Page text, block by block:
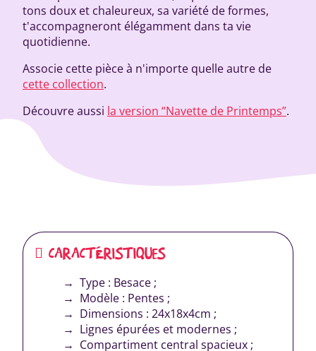
tons doux et chaleureux, sa variété de formes,
t'accompagneront élégamment dans ta vie
quotidienne.
Associe cette pièce à n'importe quelle autre de
cette collection.
Découvre aussi la version “Navette de Printemps”.
CARACTÉRISTIQUES
Type : Besace ;
Modèle : Pentes ;
Dimensions : 24x18x4cm ;
Lignes épurées et modernes ;
Compartiment central spacieux ;